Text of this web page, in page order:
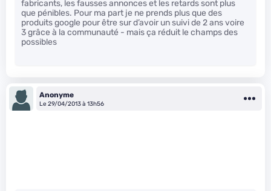
fabricants, les fausses annonces et les retards sont plus
que pénibles. Pour ma part je ne prends plus que des
produits google pour être sur d’avoir un suivi de 2 ans voire
3 grâce à la communauté - mais ça réduit le champs des
possibles
Anonyme
Le 29/04/2013 à 13h56